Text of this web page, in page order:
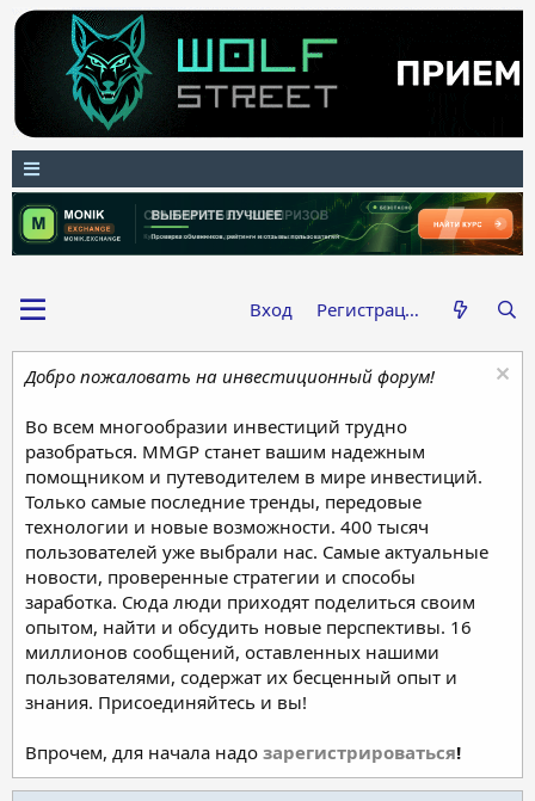
Вход Регистрация
Добро пожаловать на инвестиционный форум!
Во всем многообразии инвестиций трудно
разобраться. MMGP станет вашим надежным
помощником и путеводителем в мире инвестиций.
Только самые последние тренды, передовые
технологии и новые возможности. 400 тысяч
пользователей уже выбрали нас. Самые актуальные
новости, проверенные стратегии и способы
заработка. Сюда люди приходят поделиться своим
опытом, найти и обсудить новые перспективы. 16
миллионов сообщений, оставленных нашими
пользователями, содержат их бесценный опыт и
знания. Присоединяйтесь и вы!
Впрочем, для начала надо зарегистрироваться!